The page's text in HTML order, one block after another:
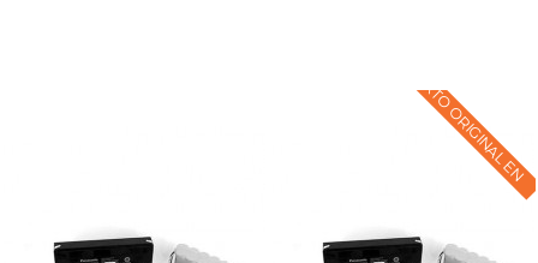
TEXTO ORIGINAL EN